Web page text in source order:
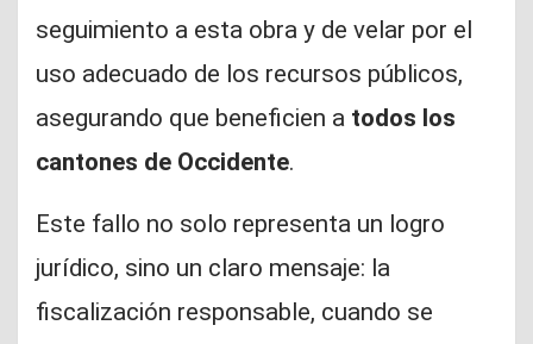
seguimiento a esta obra y de velar por el
uso adecuado de los recursos públicos,
asegurando que beneficien a todos los
cantones de Occidente.
Este fallo no solo representa un logro
jurídico, sino un claro mensaje: la
fiscalización responsable, cuando se